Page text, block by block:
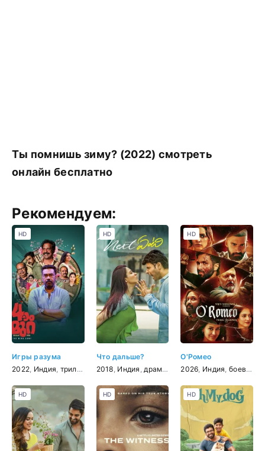
Ты помнишь зиму? (2022) смотреть
онлайн бесплатно
Рекомендуем:
Игры разума
2022 Индия триллер
HD
Что дальше?
2018 Индия драма , мелодрама ,комедия
HD
О'Ромео
2026 Индия боевик
HD
HD HD HD